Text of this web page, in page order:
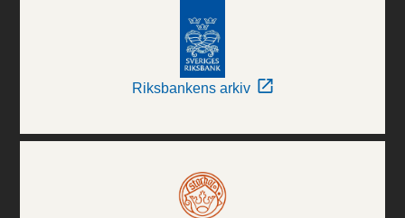
Riksbankens arkiv